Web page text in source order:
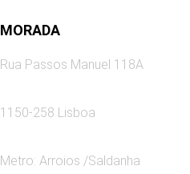
MORADA
Rua Passos Manuel 118A
1150-258 Lisboa
Metro: Arroios /Saldanha